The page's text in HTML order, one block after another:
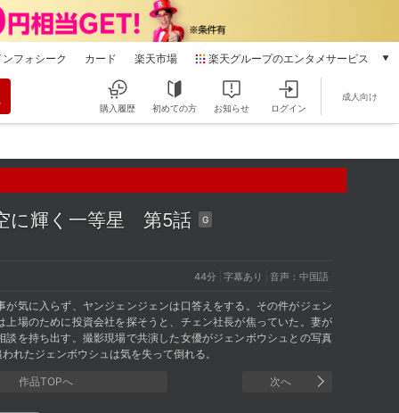
ンフォシーク カード 楽天市場 楽天グループのエンタメサービス
本/ゲーム/CD/DVD
電子書籍
楽天ミュージック
動画配信
動画配信ガイド
Rakuten PLAY
無料テレビ
チケット
購入履歴 初めての方 お知らせ ログイン
成人向け
に輝く一等星 第5話 G
44分 字幕あり 音声：中国語
気に入らず、ヤンジェンジェンは口答えをする。その件がジェン
場のために投資会社を探そうと、チェン社長が焦っていた。妻が
を持ち出す。撮影現場で共演した女優がジェンボウシュとの写真
れたジェンボウシュは気を失って倒れる。
作品TOPへ 次へ